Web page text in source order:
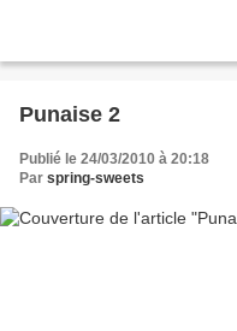
Punaise 2
Publié le 24/03/2010 à 20:18
Par spring-sweets